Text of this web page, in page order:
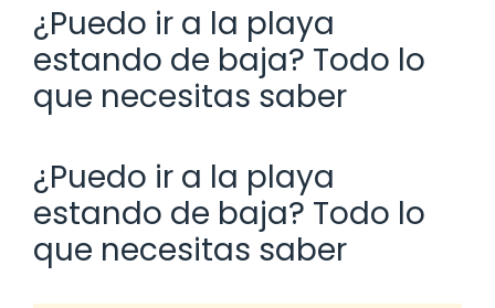
¿Puedo ir a la playa
estando de baja? Todo lo
que necesitas saber
¿Puedo ir a la playa
estando de baja? Todo lo
que necesitas saber